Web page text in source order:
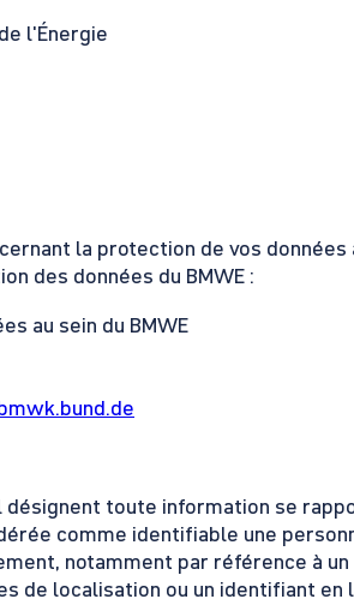
l'Énergie
la protection de vos données
des données du BMWE :
au sein du BMWE
toute information se
comme identifiable une
notamment par référence à un
de localisation ou un identifiant en